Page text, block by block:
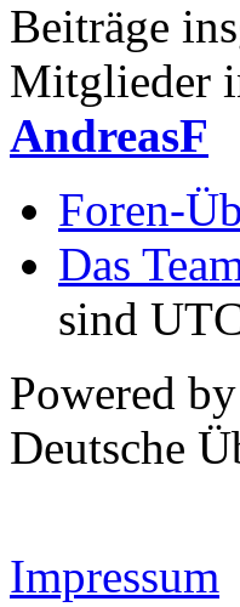
Beiträge
Mitglieder
AndreasF
Foren-
Das
sind
Powered by
Deutsche
Impressum